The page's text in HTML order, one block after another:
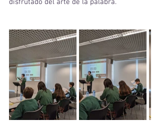
disfrutado del arte de la palabra.